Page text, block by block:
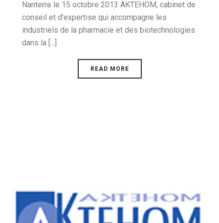
Nanterre le 15 octobre 2013 AKTEHOM, cabinet de
conseil et d’expertise qui accompagne les
industriels de la pharmacie et des biotechnologies
dans la [...]
READ MORE